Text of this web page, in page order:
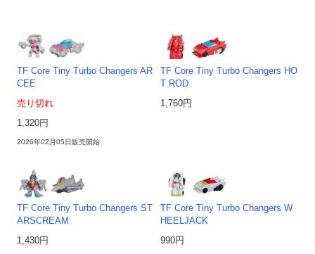
TF Core Tiny Turbo Changers AR
CEE
売り切れ
1,320円
2026年02月05日販売開始
TF Core Tiny Turbo Changers HO
T ROD
1,760円
TF Core Tiny Turbo Changers ST
ARSCREAM
1,430円
TF Core Tiny Turbo Changers W
HEELJACK
990円